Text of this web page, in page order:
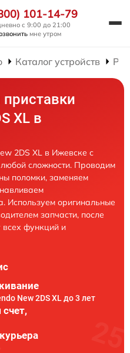
101-14-79
с 9:00 до 21:00
мне утром
Каталог устройств
XL в
2DS XL в Ижевске с
сложности. Проводим
поломки, заменяем
Используем оригинальные
запчасти, после
всех функций и
New 2DS XL до 3 лет